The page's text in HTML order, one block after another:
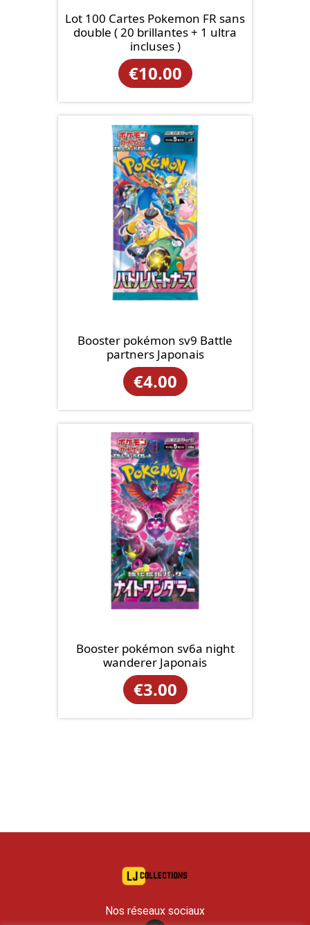
Lot 100 Cartes Pokemon FR sans
double ( 20 brillantes + 1 ultra
incluses )
€10.00
Booster pokémon sv9 Battle
partners Japonais
€4.00
Booster pokémon sv6a night
wanderer Japonais
€3.00
Nos réseaux sociaux